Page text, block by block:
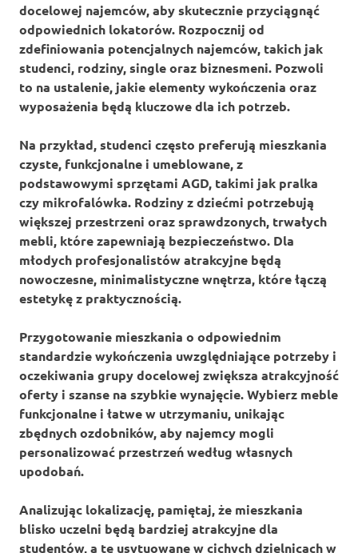
docelowej najemców, aby skutecznie przyciągnąć
odpowiednich lokatorów. Rozpocznij od
zdefiniowania potencjalnych najemców, takich jak
studenci, rodziny,singleoraz biznesmeni. Pozwoli
to na ustalenie, jakie elementy wykończenia oraz
wyposażenia będą kluczowe dla ich potrzeb.
Na przykład, studenci często preferują mieszkania
czyste, funkcjonalne i umeblowane, z
podstawowymi sprzętami AGD, takimi jak pralka
czy mikrofalówka. Rodziny z dziećmi potrzebują
większej przestrzeni oraz sprawdzonych, trwałych
mebli, które zapewniają bezpieczeństwo. Dla
młodych profesjonalistów atrakcyjne będą
nowoczesne, minimalistyczne wnętrza, które łączą
estetykę z praktycznością.
Przygotowanie mieszkania o odpowiednim
standardzie wykończenia uwzględniające potrzeby i
oczekiwania grupy docelowej zwiększa atrakcyjność
oferty i szanse na szybkie wynajęcie. Wybierz meble
funkcjonalne i łatwe w utrzymaniu, unikając
zbędnych ozdobników, aby najemcy mogli
personalizować przestrzeń według własnych
upodobań.
Analizując lokalizację, pamiętaj, że mieszkania
blisko uczelni będą bardziej atrakcyjne dla
studentów, a te usytuowane w cichych dzielnicach w